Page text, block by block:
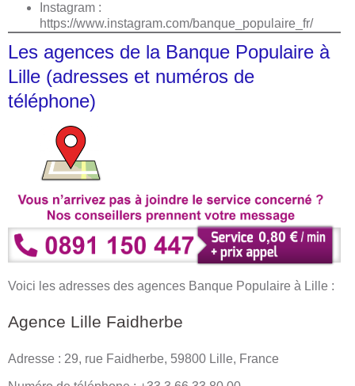
Instagram :
https://www.instagram.com/banque_populaire_fr/
Les agences de la Banque Populaire à
Lille (adresses et numéros de
téléphone)
Voici les adresses des agences Banque Populaire à Lille :
Agence Lille Faidherbe
Adresse : 29, rue Faidherbe, 59800 Lille, France